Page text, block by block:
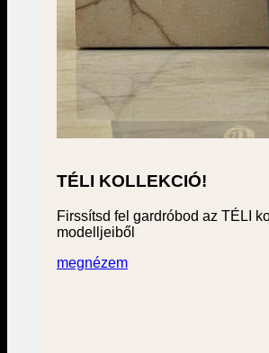
TÉLI KOLLEKCIÓ!
Firssítsd fel gardróbod az TÉLI
modelljeiből
megnézem